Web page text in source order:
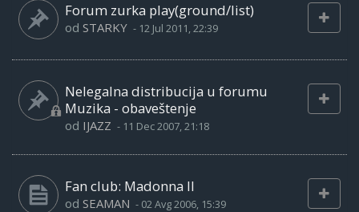
Forum zurka play(ground/list)
od STARKY - 12 Jul 2011, 22:39
Nelegalna distribucija u forumu
Muzika - obaveštenje
od IJAZZ - 11 Dec 2007, 21:18
Fan club: Madonna II
od SEAMAN - 02 Avg 2006, 15:39